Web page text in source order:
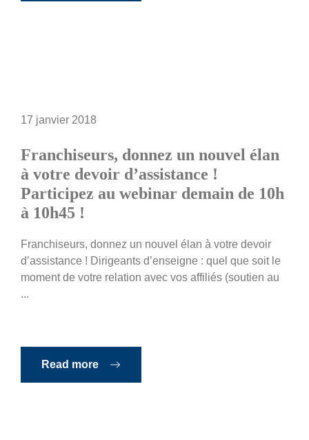
17 janvier 2018
Franchiseurs, donnez un nouvel élan
à votre devoir d’assistance !
Participez au webinar demain de 10h
à 10h45 !
Franchiseurs, donnez un nouvel élan à votre devoir
d’assistance ! Dirigeants d’enseigne : quel que soit le
moment de votre relation avec vos affiliés (soutien au
...
Read more